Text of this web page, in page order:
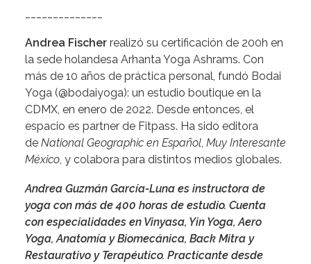
Andrea Fischer realizó su certificación de 200h en
la sede holandesa Arhanta Yoga Ashrams. Con
más de 10 años de práctica personal, fundó Bodai
Yoga (@bodaiyoga): un estudio boutique en la
CDMX, en enero de 2022. Desde entonces, el
espacio es partner de Fitpass. Ha sido editora
de National Geographic en Español Muy Interesante
México , y colabora para distintos medios globales.
Andrea Guzmán García-Luna es instructora de
yoga con más de 400 horas de estudio. Cuenta
con especialidades en Vinyasa, Yin Yoga, Aero
Yoga, Anatomía y Biomecánica, Back Mitra y
Restaurativo y Terapéutico. Practicante desde